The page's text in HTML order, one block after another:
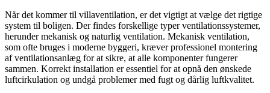
Når det kommer til villaventilation, er det vigtigt at vælge det rigtige
system til boligen. Der findes forskellige typer ventilationssystemer,
herunder mekanisk og naturlig ventilation. Mekanisk ventilation,
som ofte bruges i moderne byggeri, kræver professionel montering
af ventilationsanlæg for at sikre, at alle komponenter fungerer
sammen. Korrekt installation er essentiel for at opnå den ønskede
luftcirkulation og undgå problemer med fugt og dårlig luftkvalitet.